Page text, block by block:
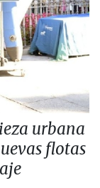
urbana
flotas